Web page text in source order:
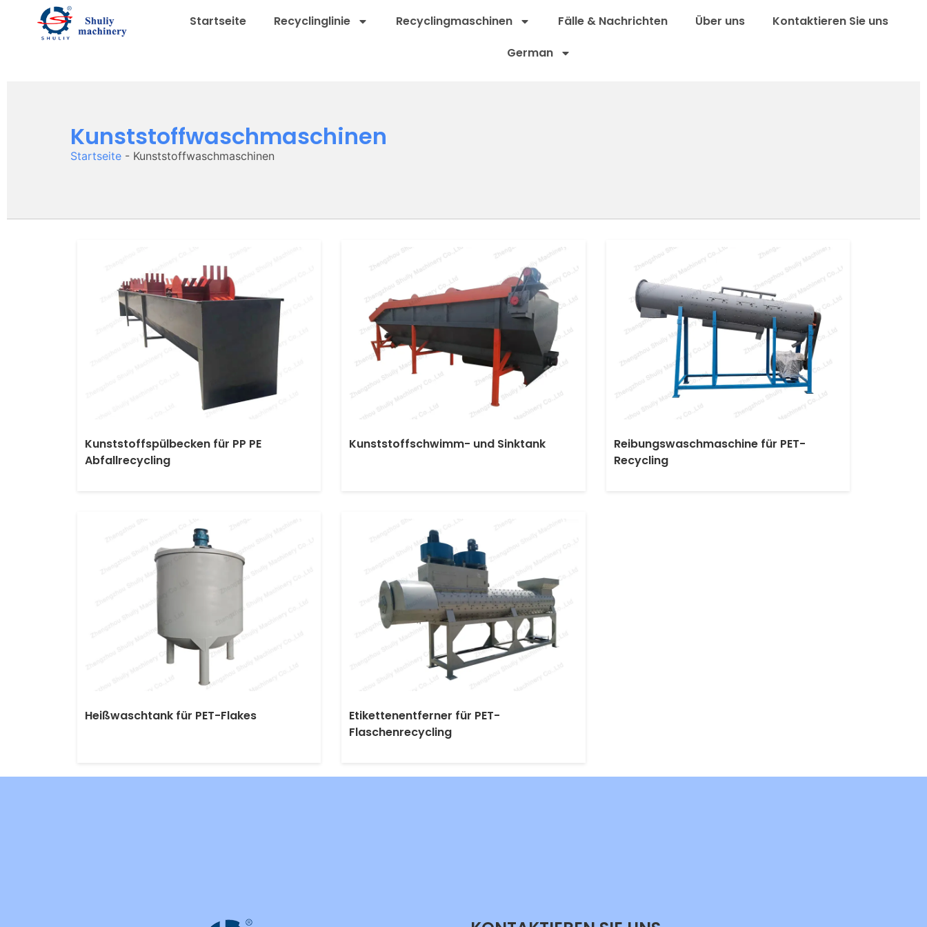
Startseite Recyclinglinie Recyclingmaschinen Fälle & Nachrichten Über uns
Kontaktieren Sie uns
German
Kunststoffwaschmaschinen
Startseite - Kunststoffwaschmaschinen
Kunststoffspülbecken für PP PE
Abfallrecycling
Kunststoffschwimm- und Sinktank
Reibungswaschmaschine für PET-
Recycling
Heißwaschtank für PET-Flakes
Etikettenentferner für PET-
Flaschenrecycling